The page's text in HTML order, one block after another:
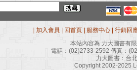
加入會員 回首頁 服務中心
行銷回
本站內容為 力大圖書有
電話： (02)2733-2592 傳真：
力大圖書：台
Copyright 2002-2025